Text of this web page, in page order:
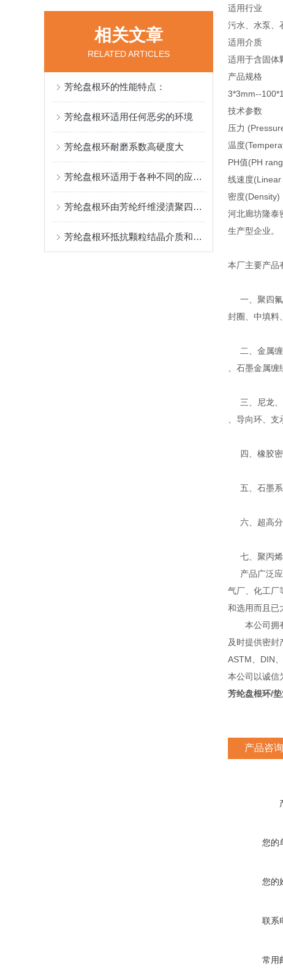
相关文章
RELATED ARTICLES
芳纶盘根环的性能特点：
芳纶盘根环适用任何恶劣的环境
芳纶盘根环耐磨系数高硬度大
芳纶盘根环适用于各种不同的应用场合
芳纶盘根环由芳纶纤维浸渍聚四氟乳液和润滑剂处理编织而成
芳纶盘根环抵抗颗粒结晶介质和更高的温度既可单独使用
适用行业
污水、水泵、
适用介质
适用于含固体
产品规格
3*3mm--
技术参数
压力
温度
PH值(PH
线速度
密度(Density)
河北廊坊隆泰
生产型企业。
本厂主要产品
一、聚四氟
封圈、中填料
二、金属缠
、石墨金属
三、尼龙、
、导向环、支
四、橡胶密
五、石墨系
六、超高分
七、聚丙烯
产品广泛应
气厂、化工厂
和选用而且已
本公司拥有
及时提供密封
ASTM、DIN
本公司以诚信
芳纶盘根环/
产品咨询
您的
您的
联系
常用